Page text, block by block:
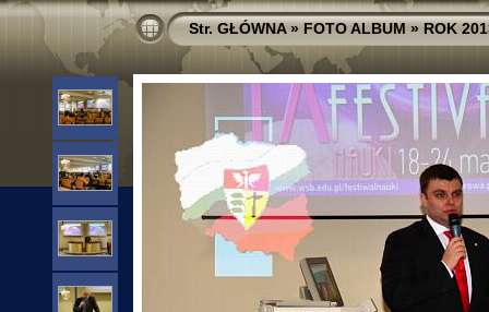
Str. GŁÓWNA»FOTO ALBUM»ROK